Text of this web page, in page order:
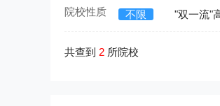
院校性质 不限 "双一流"
共查到 2 所院校